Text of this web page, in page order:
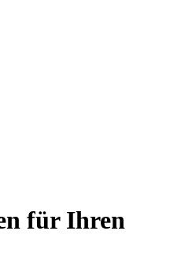
für Ihren